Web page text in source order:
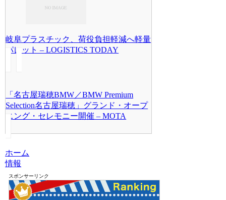
岐阜プラスチック、荷役負担軽減へ軽量
パレット – LOGISTICS TODAY
「名古屋瑞穂BMW／BMW Premium
Selection名古屋瑞穂」グランド・オープ
ニング・セレモニー開催 – MOTA
ホーム
情報
スポンサーリンク